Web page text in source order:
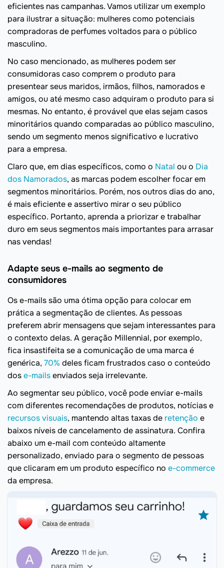
eficientes nas campanhas. Vamos utilizar um exemplo
para ilustrar a situação: mulheres como potenciais
compradoras de perfumes voltados para o público
masculino.
No caso mencionado, as mulheres podem ser
consumidoras caso comprem o produto para
presentear seus maridos, irmãos, filhos, namorados e
amigos, ou até mesmo caso adquiram o produto para si
mesmas. No entanto, é provável que elas sejam casos
minoritários quando comparadas ao público masculino,
sendo um segmento menos significativo e lucrativo
para a empresa.
Claro que, em dias específicos, como o Natal ou o Dia
dos Namorados, as marcas podem escolher focar em
segmentos minoritários. Porém, nos outros dias do ano,
é mais eficiente e assertivo mirar o seu público
específico. Portanto, aprenda a priorizar e trabalhar
duro em seus segmentos mais importantes para arrasar
nas vendas!
Adapte seus e-mails ao segmento de
consumidores
Os e-mails são uma ótima opção para colocar em
prática a segmentação de clientes. As pessoas
preferem abrir mensagens que sejam interessantes para
o contexto delas. A geração Millennial, por exemplo,
fica insastifeita se a comunicação de uma marca é
genérica, 70% deles ficam frustrados caso o conteúdo
dose-mailsenviados seja irrelevante.
Ao segmentar seu público, você pode enviar e-mails
com diferentes recomendações de produtos, notícias e
recursos visuais, mantendo altas taxas de retenção e
baixos níveis de cancelamento de assinatura. Confira
abaixo um e-mail com conteúdo altamente
personalizado, enviado para o segmento de pessoas
que clicaram em um produto específico no e-commerce
da empresa.